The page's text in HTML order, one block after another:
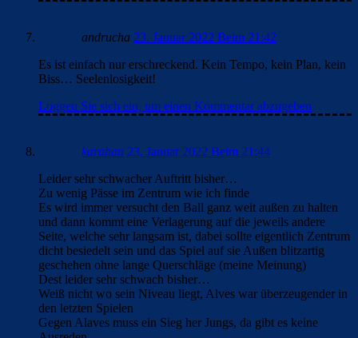
andrucha 23. Januar 2022 Beim 21:42
Es ist einfach nur erschreckend. Kein Tempo, kein Plan, kein
Biss… Seelenlosigkeit!
Loggen Sie sich ein, um einen Kommentar abzugeben
karahan 23. Januar 2022 Beim 21:44
Leider sehr schwacher Auftritt bisher…
Zu wenig Pässe im Zentrum wie ich finde
Es wird immer versucht den Ball ganz weit außen zu halten
und dann kommt eine Verlagerung auf die jeweils andere
Seite, welche sehr langsam ist, dabei sollte eigentlich Zentrum
dicht besiedelt sein und das Spiel auf sie Außen blitzartig
geschehen ohne lange Querschläge (meine Meinung)
Dest leider sehr schwach bisher…
Weiß nicht wo sein Niveau liegt, Alves war überzeugender in
den letzten Spielen
Gegen Alaves muss ein Sieg her Jungs, da gibt es keine